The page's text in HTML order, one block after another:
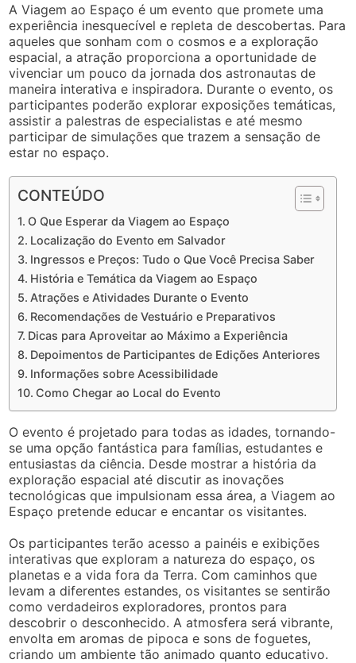
A Viagem ao Espaço é um evento que promete uma
experiência inesquecível e repleta de descobertas. Para
aqueles que sonham com o cosmos e a exploração
espacial, a atração proporciona a oportunidade de
vivenciar um pouco da jornada dos astronautas de
maneira interativa e inspiradora. Durante o evento, os
participantes poderão explorar exposições temáticas,
assistir a palestras de especialistas e até mesmo
participar de simulações que trazem a sensação de
estar no espaço.
CONTEÚDO
O Que Esperar da Viagem ao Espaço
Localização do Evento em Salvador
Ingressos e Preços: Tudo o Que Você Precisa Saber
História e Temática da Viagem ao Espaço
Atrações e Atividades Durante o Evento
Recomendações de Vestuário e Preparativos
Dicas para Aproveitar ao Máximo a Experiência
Depoimentos de Participantes de Edições Anteriores
Informações sobre Acessibilidade
Como Chegar ao Local do Evento
O evento é projetado para todas as idades, tornando-
se uma opção fantástica para famílias, estudantes e
entusiastas da ciência. Desde mostrar a história da
exploração espacial até discutir as inovações
tecnológicas que impulsionam essa área, a Viagem ao
Espaço pretende educar e encantar os visitantes.
Os participantes terão acesso a painéis e exibições
interativas que exploram a natureza do espaço, os
planetas e a vida fora da Terra. Com caminhos que
levam a diferentes estandes, os visitantes se sentirão
como verdadeiros exploradores, prontos para
descobrir o desconhecido. A atmosfera será vibrante,
envolta em aromas de pipoca e sons de foguetes,
criando um ambiente tão animado quanto educativo.